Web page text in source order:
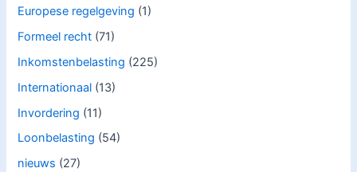
Europese regelgeving (1)
Formeel recht (71)
Inkomstenbelasting (225)
Internationaal (13)
Invordering (11)
Loonbelasting (54)
nieuws (27)